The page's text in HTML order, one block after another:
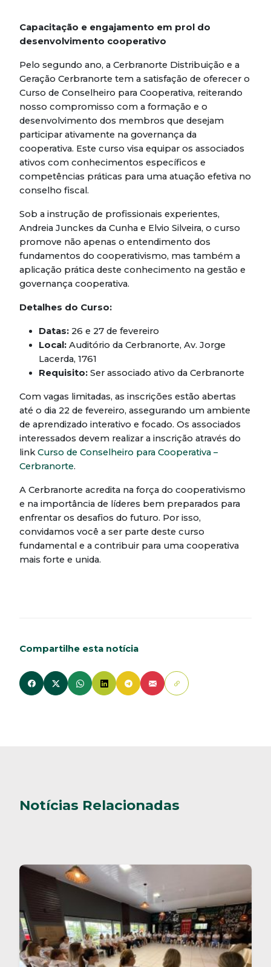
Capacitação e engajamento em prol do
desenvolvimento cooperativo
Pelo segundo ano, a Cerbranorte Distribuição e a
Geração Cerbranorte tem a satisfação de oferecer o
Curso de Conselheiro para Cooperativa, reiterando
nosso compromisso com a formação e o
desenvolvimento dos membros que desejam
participar ativamente na governança da
cooperativa. Este curso visa equipar os associados
ativos com conhecimentos específicos e
competências práticas para uma atuação efetiva no
conselho fiscal.
Sob a instrução de profissionais experientes,
Andreia Junckes da Cunha e Elvio Silveira, o curso
promove não apenas o entendimento dos
fundamentos do cooperativismo, mas também a
aplicação prática deste conhecimento na gestão e
governança cooperativa.
Detalhes do Curso:
Datas: 26 e 27 de fevereiro
Local: Auditório da Cerbranorte, Av. Jorge
Lacerda, 1761
Requisito: Ser associado ativo da Cerbranorte
Com vagas limitadas, as inscrições estão abertas
até o dia 22 de fevereiro, assegurando um ambiente
de aprendizado interativo e focado. Os associados
interessados devem realizar a inscrição através do
linkCurso de Conselheiro para Cooperativa –
Cerbranorte.
A Cerbranorte acredita na força do cooperativismo
e na importância de líderes bem preparados para
enfrentar os desafios do futuro. Por isso,
convidamos você a ser parte deste curso
fundamental e a contribuir para uma cooperativa
mais forte e unida.
Compartilhe esta notícia
Notícias Relacionadas